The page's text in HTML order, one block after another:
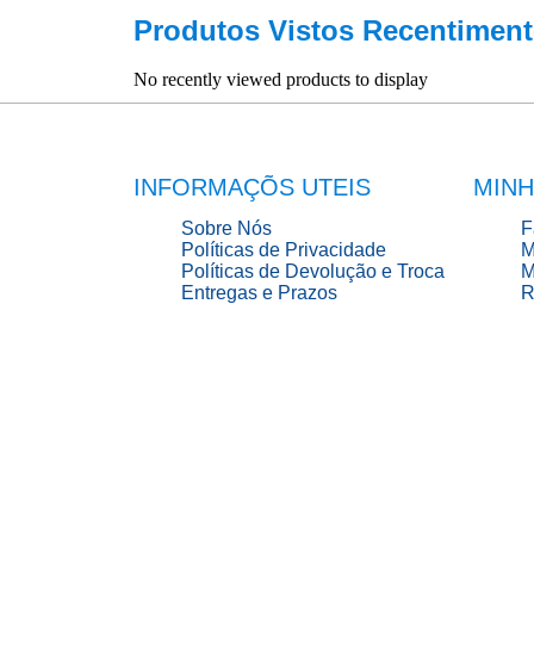
Produtos Vistos
No recently viewed products to display
INFORMAÇÕS UTEIS
Sobre Nós
Políticas de Privacidade
Políticas de Devolução e Troca
Entregas e Prazos